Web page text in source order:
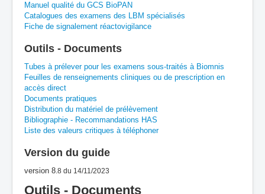
H I J K L M N O P
Q R
Manuel qualité du GCS BioPAN
Catalogues des examens des LBM spécialisés
Fiche de signalement réactovigilance
Outils - Documents
Tubes à prélever pour les examens sous-traités à Biomnis
Feuilles de renseignements cliniques ou de prescription en
accès direct
Documents pratiques
Distribution du matériel de prélèvement
Bibliographie - Recommandations HAS
Liste des valeurs critiques à téléphoner
Version du guide
version 8.8 du 14/11/2023
Outils - Documents